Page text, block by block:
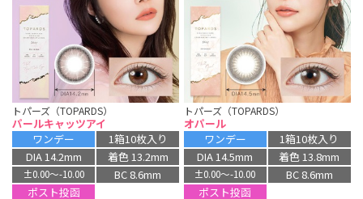
トパーズ（TOPARDS）
パールキャッツアイ
ワンデー
1箱10枚入り
DIA 14.2mm
着色 13.2mm
±0.00〜-10.00
BC 8.6mm
ポスト投函
トパーズ（TOPARDS）
オパール
ワンデー
1箱10枚入り
DIA 14.5mm
着色 13.8mm
±0.00〜-10.00
BC 8.6mm
ポスト投函